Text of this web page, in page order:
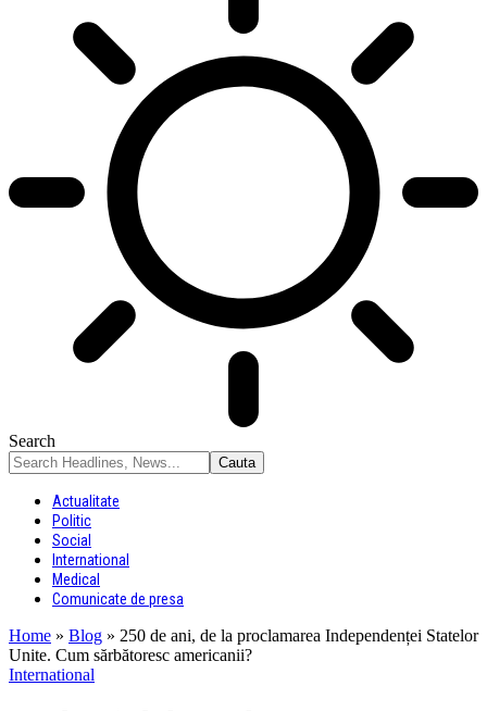
Search
Actualitate
Politic
Social
International
Medical
Comunicate de presa
Home » Blog » 250 de ani, de la proclamarea Independenței Statelor
Unite. Cum sărbătoresc americanii?
International